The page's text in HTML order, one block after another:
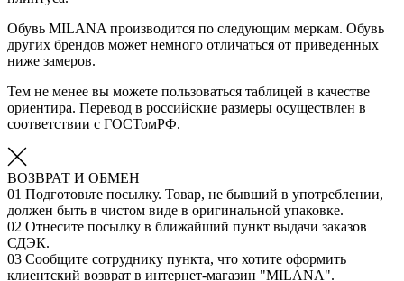
Обувь MILANA производится по следующим меркам. Обувь
других брендов может немного отличаться от приведенных
ниже замеров.
Тем не менее вы можете пользоваться таблицей в качестве
ориентира. Перевод в российские размеры осуществлен в
соответствии с ГОСТомРФ.
ВОЗВРАТ И ОБМЕН
01 Подготовьте посылку. Товар, не бывший в употреблении,
должен быть в чистом виде в оригинальной упаковке.
02 Отнесите посылку в ближайший пункт выдачи заказов
СДЭК.
03 Сообщите сотруднику пункта, что хотите оформить
клиентский возврат в интернет-магазин "MILANA".